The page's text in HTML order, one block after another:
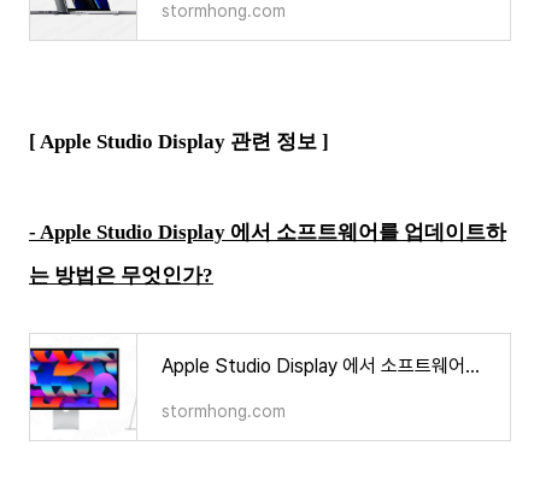
stormhong.com
[ Apple Studio Display 관련 정보 ]
- Apple Studio Display 에서 소프트웨어를 업데이트하
는 방법은 무엇인가?
Apple Studio Display 에서 소프트웨어를 업데이트하는 방법은 무엇인가?
stormhong.com